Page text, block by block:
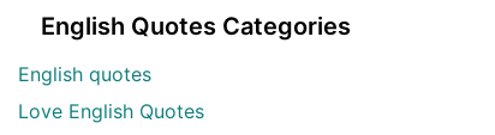
English Quotes Categories
English quotes
Love English Quotes